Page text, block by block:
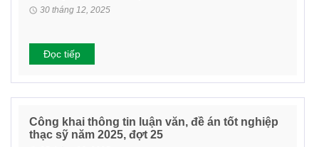
30 tháng 12, 2025
Đọc tiếp
Công khai thông tin luận văn, đề án tốt nghiệp
thạc sỹ năm 2025, đợt 25